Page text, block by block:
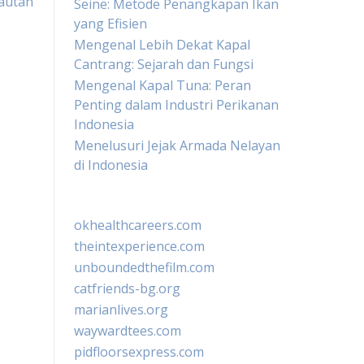
Seine: Metode Penangkapan Ikan
yang Efisien
Mengenal Lebih Dekat Kapal
Cantrang: Sejarah dan Fungsi
Mengenal Kapal Tuna: Peran
Penting dalam Industri Perikanan
Indonesia
Menelusuri Jejak Armada Nelayan
di Indonesia
okhealthcareers.com
theintexperience.com
unboundedthefilm.com
catfriends-bg.org
marianlives.org
waywardtees.com
pidfloorsexpress.com